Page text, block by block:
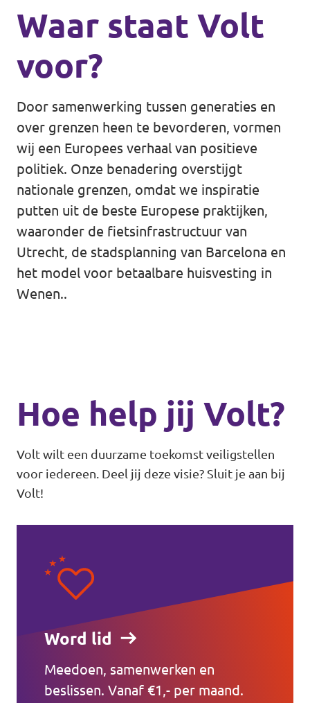
Waar staat Volt
voor?
Door samenwerking tussen generaties en
over grenzen heen te bevorderen, vormen
wij een Europees verhaal van positieve
politiek. Onze benadering overstijgt
nationale grenzen, omdat we inspiratie
putten uit de beste Europese praktijken,
waaronder de fietsinfrastructuur van
Utrecht, de stadsplanning van Barcelona en
het model voor betaalbare huisvesting in
Wenen..
Hoe help jij Volt?
Volt wilt een duurzame toekomst veiligstellen
voor iedereen. Deel jij deze visie? Sluit je aan bij
Volt!
Word lid
Meedoen, samenwerken en
beslissen. Vanaf €1,- per maand.